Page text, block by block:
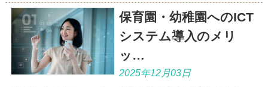
保育園・幼稚園へのICT
システム導入のメリ
ッ…
2025年12月03日